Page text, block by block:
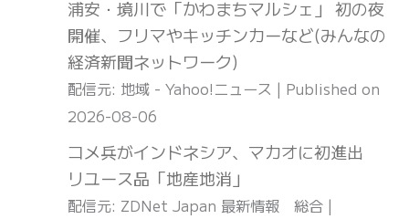
浦安・境川で「かわまちマルシェ」 初の夜
開催、フリマやキッチンカーなど(みんなの
経済新聞ネットワーク)
配信元: 地域 - Yahoo!ニュース
Published on
2026-08-06
コメ兵がインドネシア、マカオに初進出
リユース品「地産地消」
配信元: ZDNet Japan 最新情報 総合